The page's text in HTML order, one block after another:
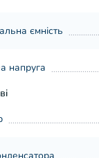
ємність
напруга